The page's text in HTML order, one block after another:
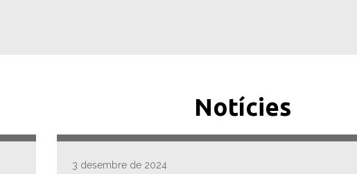
Notícies
3 desembre de 2024